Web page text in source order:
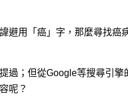
避用「癌」字，那麼尋找癌
過；但從Google等搜尋引擎
呢？